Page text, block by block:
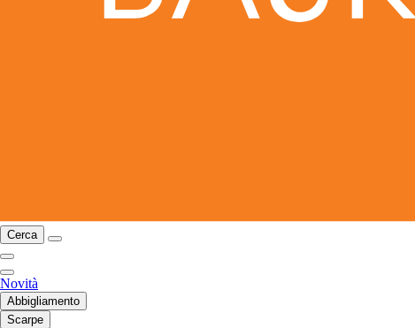
Cerca
Novità
Abbigliamento
Scarpe